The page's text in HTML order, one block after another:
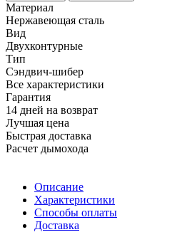
Материал
Нержавеющая сталь
Вид
Двухконтурные
Тип
Сэндвич-шибер
Все характеристики
Гарантия
14 дней на возврат
Лучшая цена
Быстрая доставка
Расчет дымохода
Описание
Характеристики
Способы оплаты
Доставка